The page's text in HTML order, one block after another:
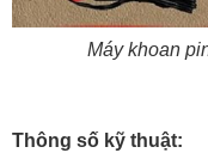
Máy khoan
Thông số kỹ thuật: